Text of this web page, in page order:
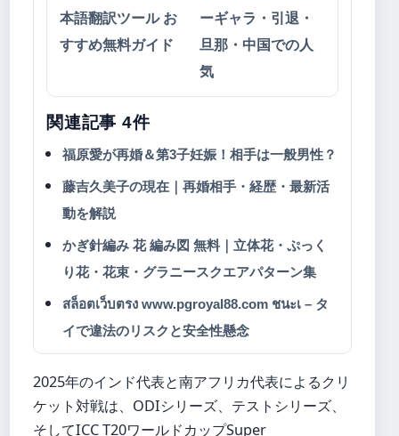
本語翻訳ツール お
すすめ無料ガイド
ーギャラ・引退・
旦那・中国での人
気
関連記事 4件
福原愛が再婚＆第3子妊娠！相手は一般男性？
藤吉久美子の現在｜再婚相手・経歴・最新活
動を解説
かぎ針編み 花 編み図 無料｜立体花・ぷっく
り花・花束・グラニースクエアパターン集
สล็อตเว็บตรง www.pgroyal88.com ชนะเ – タ
イで違法のリスクと安全性懸念
2025年のインド代表と南アフリカ代表によるクリ
ケット対戦は、ODIシリーズ、テストシリーズ、
そしてICC T20ワールドカップSuper